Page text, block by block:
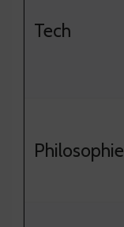
Tech
Philosophie